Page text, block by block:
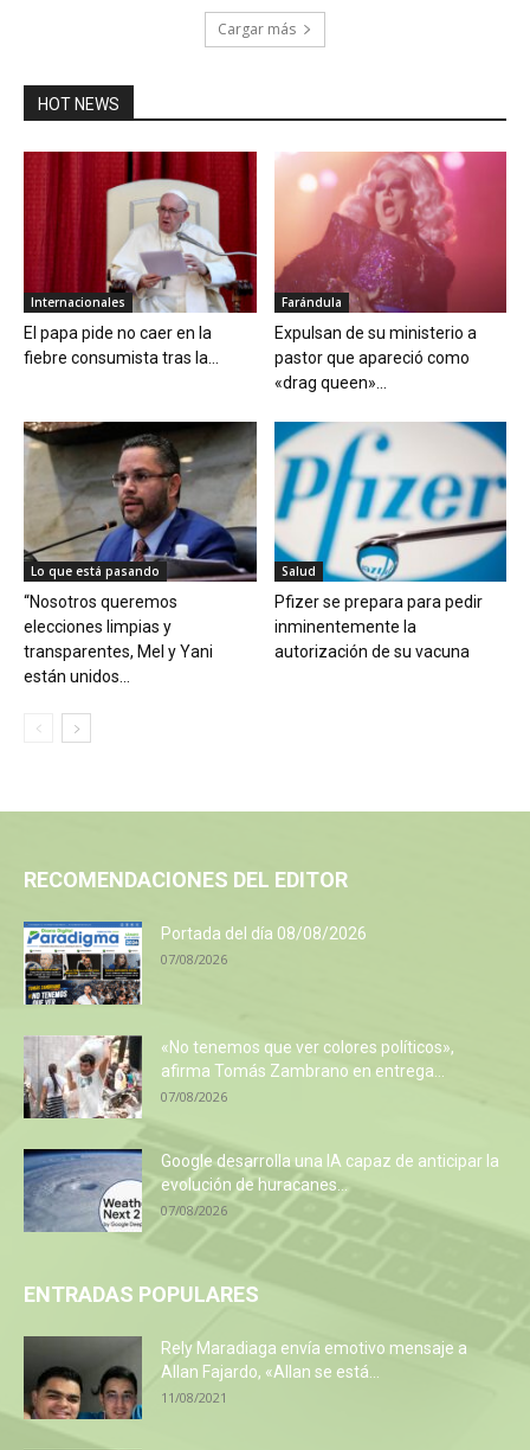
Cargar más
HOT NEWS
Internacionales
El papa pide no caer en la
fiebre consumista tras la...
Farándula
Expulsan de su ministerio a
pastor que apareció como
«drag queen»...
Lo que está pasando
“Nosotros queremos
elecciones limpias y
transparentes, Mel y Yani
están unidos...
Salud
Pfizer se prepara para pedir
inminentemente la
autorización de su vacuna
RECOMENDACIONES DEL EDITOR
Portada del día 08/08/2026
07/08/2026
«No tenemos que ver colores políticos»,
afirma Tomás Zambrano en entrega...
07/08/2026
Google desarrolla una IA capaz de anticipar la
evolución de huracanes...
07/08/2026
ENTRADAS POPULARES
Rely Maradiaga envía emotivo mensaje a
Allan Fajardo, «Allan se está...
11/08/2021